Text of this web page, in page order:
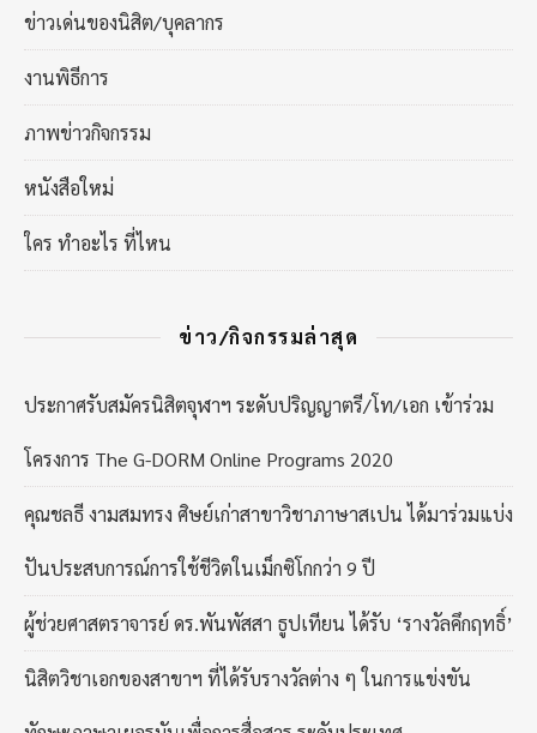
ข่าวเด่นของนิสิต/บุคลากร
งานพิธีการ
ภาพข่าวกิจกรรม
หนังสือใหม่
ใคร ทำอะไร ที่ไหน
ข่าว/กิจกรรมล่าสุด
ประกาศรับสมัครนิสิตจุฬาฯ ระดับปริญญาตรี/โท/เอก เข้าร่วม
โครงการ The G-DORM Online Programs 2020
คุณชลธี งามสมทรง ศิษย์เก่าสาขาวิชาภาษาสเปน ได้มาร่วมแบ่ง
ปันประสบการณ์การใช้ชีวิตในเม็กซิโกกว่า 9 ปี
ผู้ช่วยศาสตราจารย์ ดร.พันพัสสา ธูปเทียน ได้รับ ‘รางวัลคึกฤทธิ์’
นิสิตวิชาเอกของสาขาฯ ที่ได้รับรางวัลต่าง ๆ ในการแข่งขัน